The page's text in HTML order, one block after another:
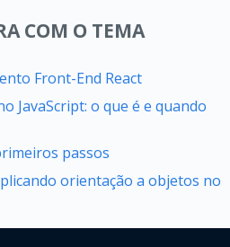
COM O TEMA
Front-End React
JavaScript: o que é e quando
passos
orientação a objetos no